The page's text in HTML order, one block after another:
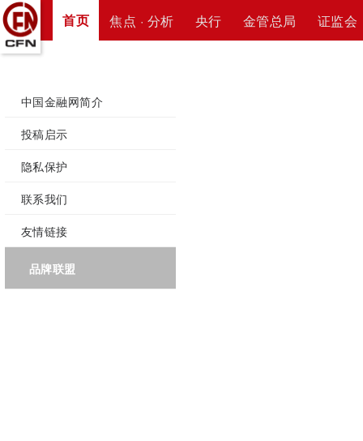
首页 焦点 · 分析 央行 金管总局 证监会
中国金融网简介
投稿启示
隐私保护
联系我们
友情链接
品牌联盟